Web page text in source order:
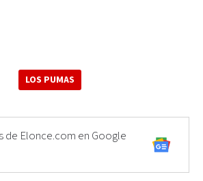
LOS PUMAS
de Elonce.com en Google